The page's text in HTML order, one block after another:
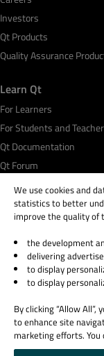
Investors
Qt Products
Quality Assurance
Learn Qt
For Learners
For Students and
Qt Documentation
Qt Forum
© 2026 The Qt Company
Legal Notice
Privacy and Cookie Policy
Trust Center
Cookie Settings
Email Preferences
We use cookies and
statistics to better
improve the quality of
the development
delivering
to display
to display
By clicking “Allow
to enhance site
marketing efforts. You